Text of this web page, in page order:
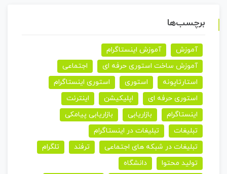
برچسب‌ها
آموزش
آموزش اینستاگرام
آموزش ساخت استوری حرفه ای
اجتماعی
استارتاپونه
استوری
استوری اینستاگرام
استوری حرفه ای
اپلیکیشن
اینترنت
اینستاگرام
بازاریابی
بازاریابی پیامکی
تبلیغات
تبلیغات در اینستاگرام
تبلیغات در شبکه های اجتماعی
ترفند
تلگرام
تولید محتوا
دانشگاه